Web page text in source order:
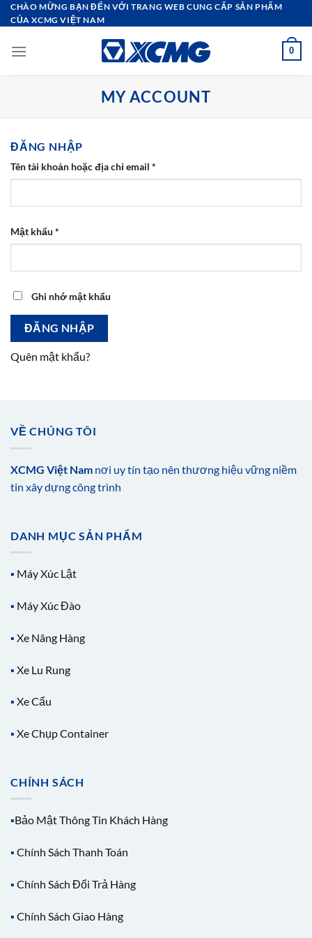
Bỏ
qua
dung
CHÀO MỪNG BẠN ĐẾN VỚI TRANG WEB CUNG CẤP SẢN PHẨM
CỦA XCMG VIỆT NAM
0
MY ACCOUNT
ĐĂNG NHẬP
Tên tài khoản hoặc địa chỉ email *
buộc
Mật khẩu *
buộc
Ghi nhớ mật khẩu
ĐĂNG NHẬP
Quên mật khẩu?
VỀ CHÚNG TÔI
XCMG Việt Nam nơi uy tín tạo nên thương hiệu vững niềm
tin xây dựng công trình
DANH MỤC SẢN PHẨM
▪️ Máy Xúc Lật
▪️ Máy Xúc Đào
▪️ Xe Nâng Hàng
▪️ Xe Lu Rung
▪️ Xe Cẩu
▪️ Xe Chụp Container
CHÍNH SÁCH
▪️Bảo Mật Thông Tin Khách Hàng
▪️ Chính Sách Thanh Toán
▪️ Chính Sách Đổi Trả Hàng
▪️ Chính Sách Giao Hàng